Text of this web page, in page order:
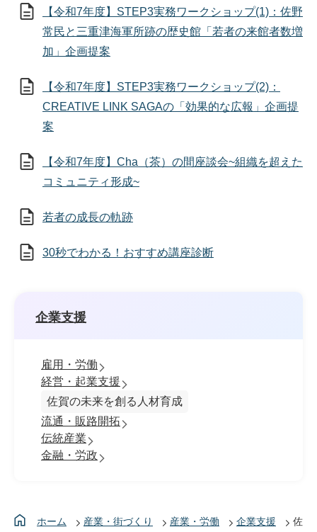
【令和7年度】STEP3実務ワークショップ(1)：佐野
常民と三重津海軍所跡の歴史館「若者の来館者数増
加」企画提案
【令和7年度】STEP3実務ワークショップ(2)：
CREATIVE LINK SAGAの「効果的な広報」企画提
案
【令和7年度】Cha（茶）の間座談会~組織を超えた
コミュニティ形成~
若者の成長の軌跡
30秒でわかる！おすすめ講座診断
企業支援
雇用・労働
経営・起業支援
佐賀の未来を創る人材育成
流通・販路開拓
伝統産業
金融・労政
ホーム 産業・街づくり 産業・労働 企業支援
佐